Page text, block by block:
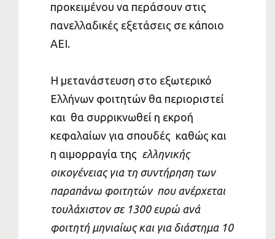
προκειμένου να περάσουν στις
πανελλαδικές εξετάσεις σε κάποιο
ΑΕΙ.
Η μετανάστευση στο εξωτερικό
Ελλήνων φοιτητών θα περιοριστεί
και θα συρρικνωθεί η εκροή
κεφαλαίων για σπουδές καθώς και
η αιμορραγία της ελληνικής
οικογένειας για τη συντήρηση των
παραπάνω φοιτητών που ανέρχεται
τουλάχιστον σε 1300 ευρώ ανά
φοιτητή μηνιαίως και για διάστημα 10